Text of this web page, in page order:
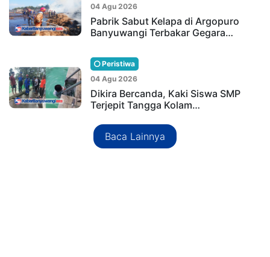
04 Agu 2026
Pabrik Sabut Kelapa di Argopuro
Banyuwangi Terbakar Gegara…
Peristiwa
04 Agu 2026
Dikira Bercanda, Kaki Siswa SMP
Terjepit Tangga Kolam…
Baca Lainnya